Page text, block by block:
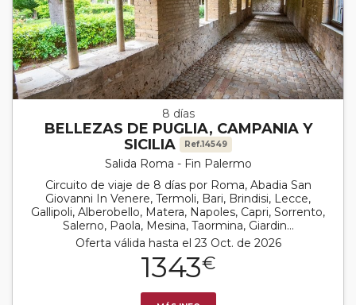
8 días
BELLEZAS DE PUGLIA, CAMPANIA Y
SICILIA
Ref.14549
Salida Roma - Fin Palermo
Circuito de viaje de 8 días por Roma, Abadia San
Giovanni In Venere, Termoli, Bari, Brindisi, Lecce,
Gallipoli, Alberobello, Matera, Napoles, Capri, Sorrento,
Salerno, Paola, Mesina, Taormina, Giardin...
Oferta válida hasta el 23 Oct. de 2026
1343€